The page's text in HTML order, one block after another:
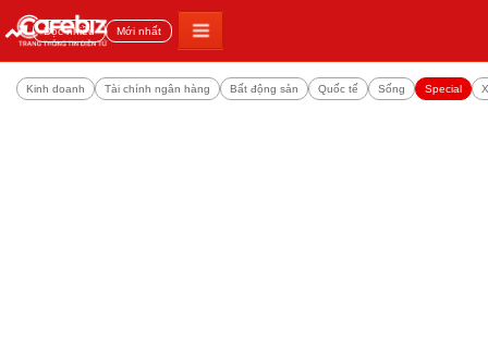
Đọc nhiều Mới nhất
Kinh doanh Tài chính ngân hàng Bất động sản Quốc tế Sống Special